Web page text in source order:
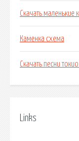
Скачать маленькие
Каменка схема
Скачать песни
Links